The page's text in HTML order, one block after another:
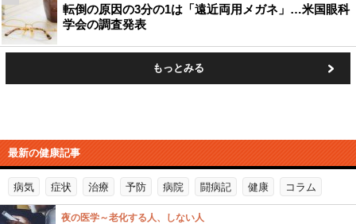
転倒の原因の3分の1は「遠近両用メガネ」…米国眼科
学会の調査発表
もっとみる
最新の健康記事
病気 症状 治療 予防 病院 闘病記 健康 コラム
夜の医学～老化する人、しない人